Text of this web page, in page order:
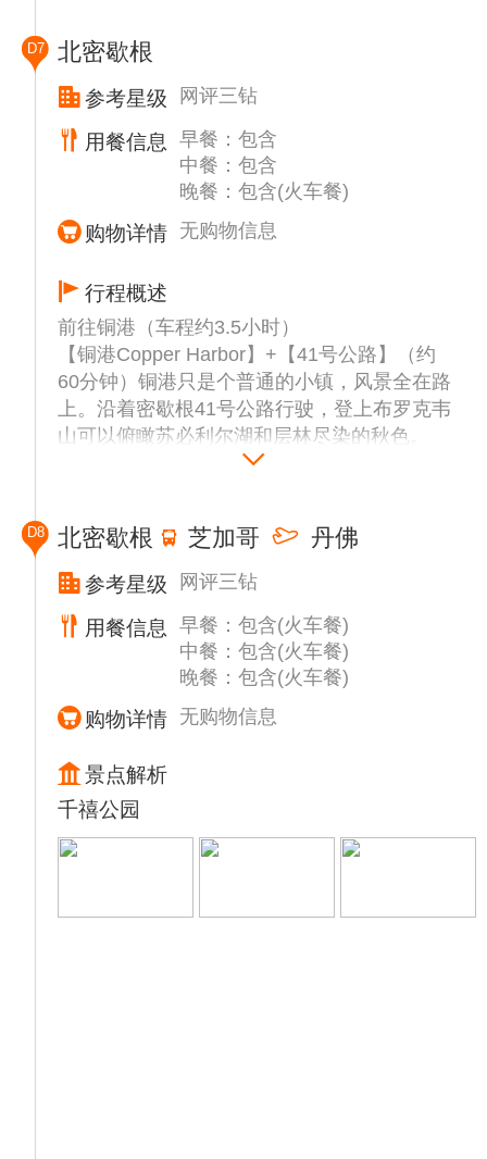
理分界。该桥1957年11月1日竣工，主跨
1158.2米，全长8042米，曾为世界第二长吊
桥（仅次于金门大桥）。
【瀑布公园Upper Falls】（含门票，约30分
钟）以其琥珀色的河水和周围茂密的秋叶而闻
名。这个瀑布宽约60米，高约15米，因为上
游沼泽地中雪松、铁杉释放的单宁酸，水流被
染成了琥珀色，适合拍照。
【冷泉Kitch-iti-kipi】（含门票，约30分钟）
密歇根最大的天然冷泉，长91米，宽53米，
深12米，水温常年7摄氏度，湖水平静，翠
绿，清澈见底，俗称“小九寨沟”。因独特的透
明清泉而闻名，周边枫叶秋意浓。
前往酒店入住休息。
D7 北密歇根
参考星级 网评三钻
用餐信息
早餐：包含
中餐：包含
晚餐：包含(火车餐)
购物详情 无购物信息
行程概述
前往铜港（车程约3.5小时）
【铜港Copper Harbor】+【41号公路】（约
60分钟）铜港只是个普通的小镇，风景全在路
上。沿着密歇根41号公路行驶，登上布罗克韦
山可以俯瞰苏必利尔湖和层林尽染的秋色。
前往野猪山自然州立公园（车程约1.5小时）
的州立公园，其中的云湖（Lake of the
Clouds）观景台是摄影爱好者必打卡之地。漫
山红叶镶嵌着碧蓝湖水，是北密最美秋色机
位。
前往酒店入住休息。
D8 北密歇根 芝加哥 丹佛
参考星级 网评三钻
用餐信息
早餐：包含(火车餐)
中餐：包含(火车餐)
晚餐：包含(火车餐)
购物详情 无购物信息
景点解析
千禧公园